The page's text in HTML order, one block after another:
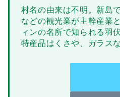
村名の由来は不明。新島
などの観光業が主幹産業
ィンの名所で知られる羽
特産品はくさや、ガラスな